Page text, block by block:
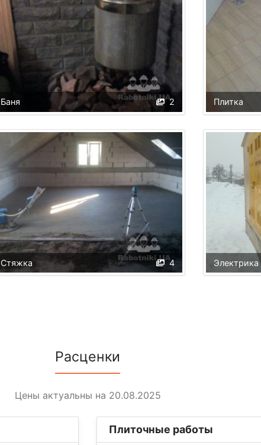
2
Баня Плитка
4
Стяжка Электрика
Расценки
Цены актуальны на 20.08.2025
Плиточные работы